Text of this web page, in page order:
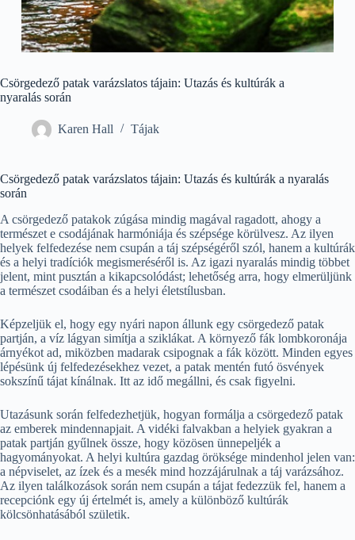
Csörgedező patak varázslatos tájain: Utazás és kultúrák a
nyaralás során
Karen Hall Tájak
Csörgedező patak varázslatos tájain: Utazás és kultúrák a nyaralás
során
A csörgedező patakok zúgása mindig magával ragadott, ahogy a
természet e csodájának harmóniája és szépsége körülvesz. Az ilyen
helyek felfedezése nem csupán a táj szépségéről szól, hanem a kultúrák
és a helyi tradíciók megismeréséről is. Az igazi nyaralás mindig többet
jelent, mint pusztán a kikapcsolódást; lehetőség arra, hogy elmerüljünk
a természet csodáiban és a helyi életstílusban.
Képzeljük el, hogy egy nyári napon állunk egy csörgedező patak
partján, a víz lágyan simítja a sziklákat. A környező fák lombkoronája
árnyékot ad, miközben madarak csipognak a fák között. Minden egyes
lépésünk új felfedezésekhez vezet, a patak mentén futó ösvények
sokszínű tájat kínálnak. Itt az idő megállni, és csak figyelni.
Utazásunk során felfedezhetjük, hogyan formálja a csörgedező patak
az emberek mindennapjait. A vidéki falvakban a helyiek gyakran a
patak partján gyűlnek össze, hogy közösen ünnepeljék a
hagyományokat. A helyi kultúra gazdag öröksége mindenhol jelen van:
a népviselet, az ízek és a mesék mind hozzájárulnak a táj varázsához.
Az ilyen találkozások során nem csupán a tájat fedezzük fel, hanem a
recepciónk egy új értelmét is, amely a különböző kultúrák
kölcsönhatásából születik.